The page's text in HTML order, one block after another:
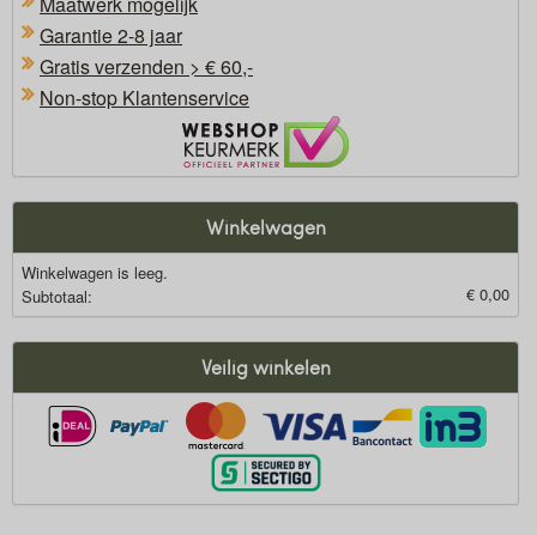
Garantie 2-8 jaar
Gratis verzenden > € 60,-
Non-stop Klantenservice
Winkelwagen
Winkelwagen is leeg.
Subtotaal:
€ 0,00
Veilig winkelen